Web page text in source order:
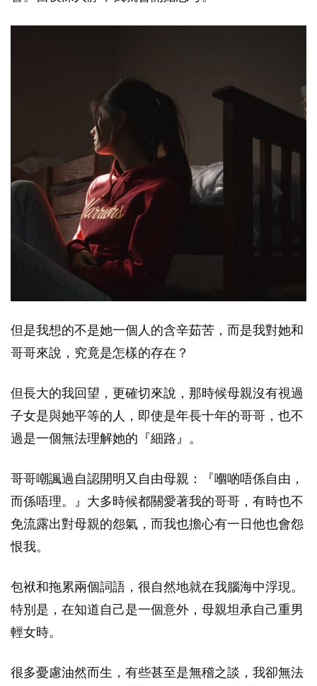
但是我想的不是她一個人的含辛茹苦，而是我對她和
哥哥來說，究竟是怎樣的存在？
但長大的我回望，更確切來說，那時候母親沒有視過
子女是與她平等的人，即使是年長十年的哥哥，也不
過是一個無法理解她的『細路』。
哥哥嘲諷過自認開明又自由母親：『嗰啲唔係自由，
而係唔理。』大多時候都關愛著我的哥哥，有時也不
免流露出對母親的怨氣，而我也擔心有一日他也會怨
恨我。
包袱和拖累兩個詞語，很自然地就在我腦海中浮現。
特別是，在知道自己是一個意外，母親坦承自己重男
輕女時。
很多憂慮油然而生，有些甚至是無稽之談，我卻無法